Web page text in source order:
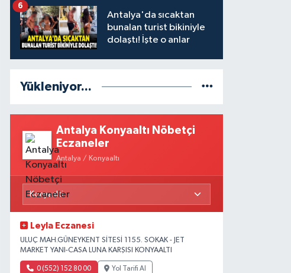
Antalya'da sıcaktan
bunalan turist bikiniyle
dolaştı! İşte o anlar
6
Yükleniyor...
Antalya Konyaaltı Nöbetçi
Eczaneler
Antalya / Konyaaltı
Leyla Eczanesi
ULUÇ MAH.GÜNEYKENT SİTESİ 1155. SOKAK - JET
MARKET YANI-CASA LUNA KARŞISI KONYAALTI
0 (552) 152 80 00 Yol Tarifi Al